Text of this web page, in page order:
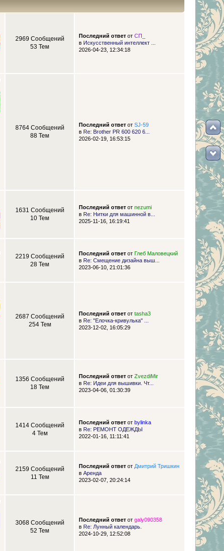
2969 Сообщений
53 Тем
Последний ответот СП_
в Искусственный интеллект ...
2026-04-23, 12:34:18
8764 Сообщений
88 Тем
Последний ответот SJ-59
в Re: Brother PR 600 620 6...
2026-02-19, 16:53:15
1631 Сообщений
10 Тем
Последний ответот nezumi
в Re: Нитки для машинной в...
2025-11-16, 16:19:41
2219 Сообщений
28 Тем
Последний ответот Глеб Маловецкий
в Re: Смещение дизайна выш...
2023-06-10, 21:01:36
2687 Сообщений
254 Тем
Последний ответот tasha3
в Re: "Елочка-кривулька" ...
2023-12-02, 16:05:29
1356 Сообщений
18 Тем
Последний ответот ZvezdiMir
в Re: Идеи для вышивки. Чт...
2023-04-06, 01:30:39
1414 Сообщений
4 Тем
Последний ответот bylinka
в Re: РЕМОНТ ОДЕЖДЫ
2022-01-16, 11:11:41
2159 Сообщений
11 Тем
Последний ответот Дмитрий Тришкин
в Аренда
2023-02-07, 20:24:14
3068 Сообщений
52 Тем
Последний ответот galy090358
в Re: Лунный календарь.
2024-10-29, 12:52:08